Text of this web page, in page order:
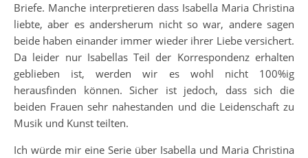
Briefe. Manche interpretieren dass Isabella Maria Christina
liebte, aber es andersherum nicht so war, andere sagen
beide haben einander immer wieder ihrer Liebe versichert.
Da leider nur Isabellas Teil der Korrespondenz erhalten
geblieben ist, werden wir es wohl nicht 100%ig
herausfinden können. Sicher ist jedoch, dass sich die
beiden Frauen sehr nahestanden und die Leidenschaft zu
Musik und Kunst teilten.
Ich würde mir eine Serie über Isabella und Maria Christina